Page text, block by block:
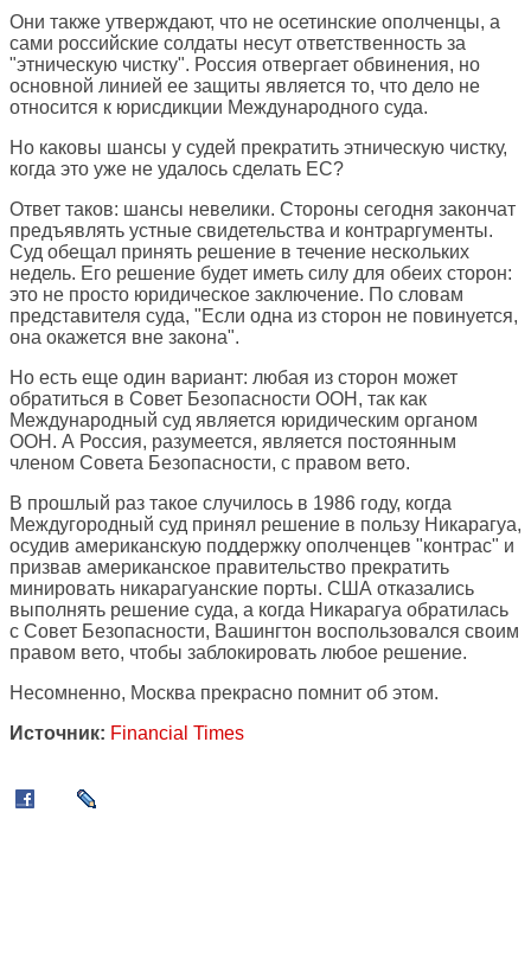
Они также утверждают, что не осетинские ополченцы, а
сами российские солдаты несут ответственность за
"этническую чистку". Россия отвергает обвинения, но
основной линией ее защиты является то, что дело не
относится к юрисдикции Международного суда.
Но каковы шансы у судей прекратить этническую чистку,
когда это уже не удалось сделать ЕС?
Ответ таков: шансы невелики. Стороны сегодня закончат
предъявлять устные свидетельства и контраргументы.
Суд обещал принять решение в течение нескольких
недель. Его решение будет иметь силу для обеих сторон:
это не просто юридическое заключение. По словам
представителя суда, "Если одна из сторон не повинуется,
она окажется вне закона".
Но есть еще один вариант: любая из сторон может
обратиться в Совет Безопасности ООН, так как
Международный суд является юридическим органом
ООН. А Россия, разумеется, является постоянным
членом Совета Безопасности, с правом вето.
В прошлый раз такое случилось в 1986 году, когда
Междугородный суд принял решение в пользу Никарагуа,
осудив американскую поддержку ополченцев "контрас" и
призвав американское правительство прекратить
минировать никарагуанские порты. США отказались
выполнять решение суда, а когда Никарагуа обратилась
с Совет Безопасности, Вашингтон воспользовался своим
правом вето, чтобы заблокировать любое решение.
Несомненно, Москва прекрасно помнит об этом.
Источник: Financial Times